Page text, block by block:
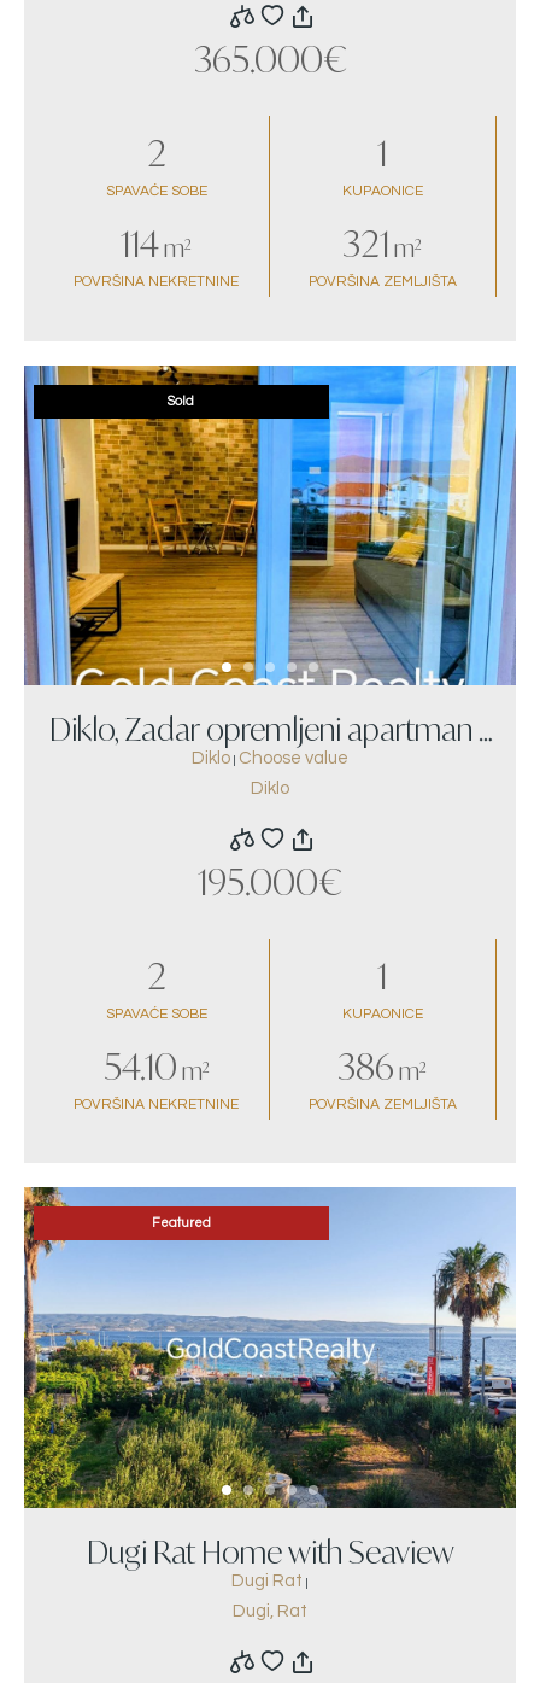
365.000€
2
SPAVAĆE SOBE
1
KUPAONICE
114m²
POVRŠINA NEKRETNINE
321 m²
POVRŠINA ZEMLJIŠTA
Sold
Diklo, Zadar opremljeni apartman s
pogledom na more
Diklo Choose value
Diklo
195.000€
2
SPAVAĆE SOBE
1
KUPAONICE
54.10 m²
POVRŠINA NEKRETNINE
386 m²
POVRŠINA ZEMLJIŠTA
Featured
Dugi Rat Home with Seaview
Dugi Rat
Dugi, Rat